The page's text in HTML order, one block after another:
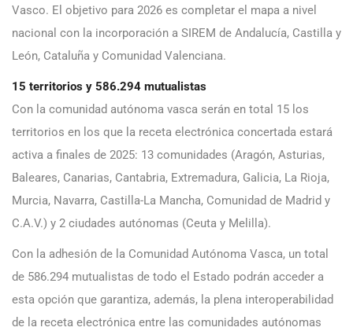
Vasco. El objetivo para 2026 es completar el mapa a nivel
nacional con la incorporación a SIREM de Andalucía, Castilla y
León, Cataluña y Comunidad Valenciana.
15 territorios y 586.294 mutualistas
Con la comunidad autónoma vasca serán en total 15 los
territorios en los que la receta electrónica concertada estará
activa a finales de 2025: 13 comunidades (Aragón, Asturias,
Baleares, Canarias, Cantabria, Extremadura, Galicia, La Rioja,
Murcia, Navarra, Castilla-La Mancha, Comunidad de Madrid y
C.A.V.) y 2 ciudades autónomas (Ceuta y Melilla).
Con la adhesión de la Comunidad Autónoma Vasca, un total
de 586.294 mutualistas de todo el Estado podrán acceder a
esta opción que garantiza, además, la plena interoperabilidad
de la receta electrónica entre las comunidades autónomas